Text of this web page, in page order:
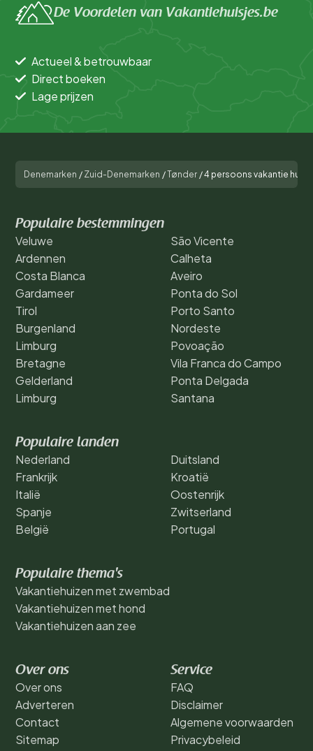
De Voordelen van Vakantiehuisjes.be
Actueel & betrouwbaar
Direct boeken
Lage prijzen
Denemarken / Zuid-Denemarken /Tønder /4 persoons vakantie huis
Populaire bestemmingen
Veluwe
Ardennen
Costa Blanca
Gardameer
Tirol
Burgenland
Limburg
Bretagne
Gelderland
Limburg
São Vicente
Calheta
Aveiro
Ponta do Sol
Porto Santo
Nordeste
Povoação
Vila Franca do Campo
Ponta Delgada
Santana
Populaire landen
Nederland
Frankrijk
Italië
Spanje
België
Duitsland
Kroatië
Oostenrijk
Zwitserland
Portugal
Populaire thema's
Vakantiehuizen met zwembad
Vakantiehuizen met hond
Vakantiehuizen aan zee
Over ons
Over ons
Adverteren
Contact
Sitemap
Service
FAQ
Disclaimer
Algemene voorwaarden
Privacybeleid